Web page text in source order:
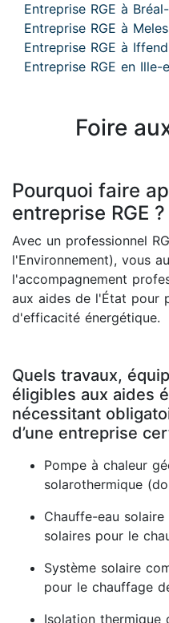
Entreprise RGE à
Entreprise RGE à
Entreprise RGE à
Entreprise RGE en Ille-
Foire
Pourquoi faire
entreprise RGE ?
Avec un professionnel
l'Environnement), vous
l'accompagnement
aux aides de l'État pour
d'efficacité énergétique.
Quels travaux,
éligibles aux aides
nécessitant
d’une entreprise
Pompe à chaleur
solarothermique
Chauffe-eau
solaires pour le
Système solaire
pour le chauffage
Isolation thermique